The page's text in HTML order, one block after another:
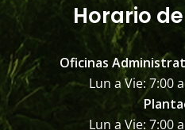
Horario
Oficinas
Lun a Vie: 7:00
Lun a Vie: 7:00